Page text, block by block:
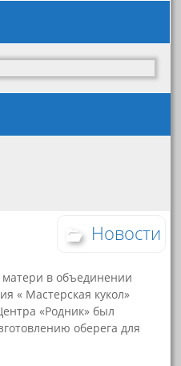
Новости
в объединении
« Мастерская кукол»
«Родник» был
оберега для